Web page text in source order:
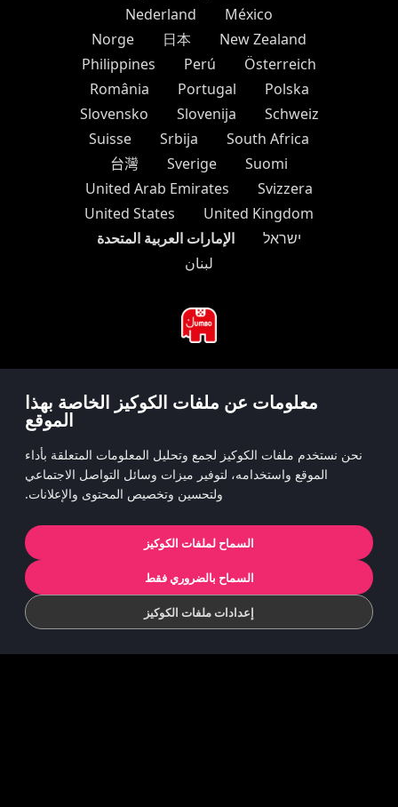
معلومات عن ملفات الكوكيز الخاصة بهذا
الموقع
نحن نستخدم ملفات الكوكيز لجمع وتحليل المعلومات المتعلقة بأداء
الموقع واستخدامه، لتوفير ميزات وسائل التواصل الاجتماعي
ولتحسين وتخصيص المحتوى والإعلانات.
السماح لملفات الكوكيز
السماح بالضروري فقط
إعدادات ملفات الكوكيز
México
Nederland
New Zealand
日本
Norge
Österreich
Perú
Philippines
Polska
Portugal
România
Schweiz
Slovenija
Slovensko
South Africa
Srbija
Suisse
Suomi
Sverige
台灣
Svizzera
United Arab Emirates
United Kingdom
United States
ישראל
الإمارات العربية المتحدة
لبنان
concept by Slættaratindur AB & Friends